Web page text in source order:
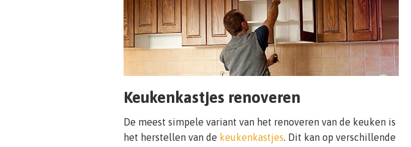
Keukenkastjes renoveren
De meest simpele variant van het renoveren van de keuken is
het herstellen van de keukenkastjes. Dit kan op verschillende